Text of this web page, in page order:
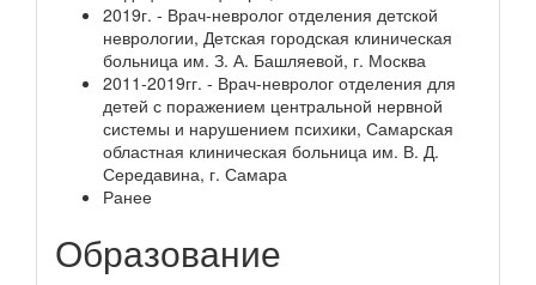
2019г. - Врач-невролог отделения детской
неврологии, Детская городская клиническая
больница им. З. А. Башляевой, г. Москва
2011-2019гг. - Врач-невролог отделения для
детей с поражением центральной нервной
системы и нарушением психики, Самарская
областная клиническая больница им. В. Д.
Середавина, г. Самара
Ранее
Образование